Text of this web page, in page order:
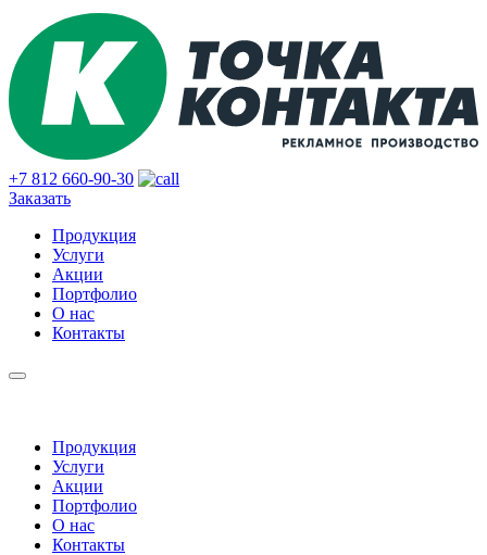
+7 812 660-90-30
Заказать
Продукция
Услуги
Акции
Портфолио
О нас
Контакты
Продукция
Услуги
Акции
Портфолио
О нас
Контакты